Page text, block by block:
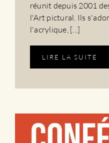
réunit depuis 2001
l'Art pictural. Ils
l'acrylique, [...]
LIRE LA SUITE